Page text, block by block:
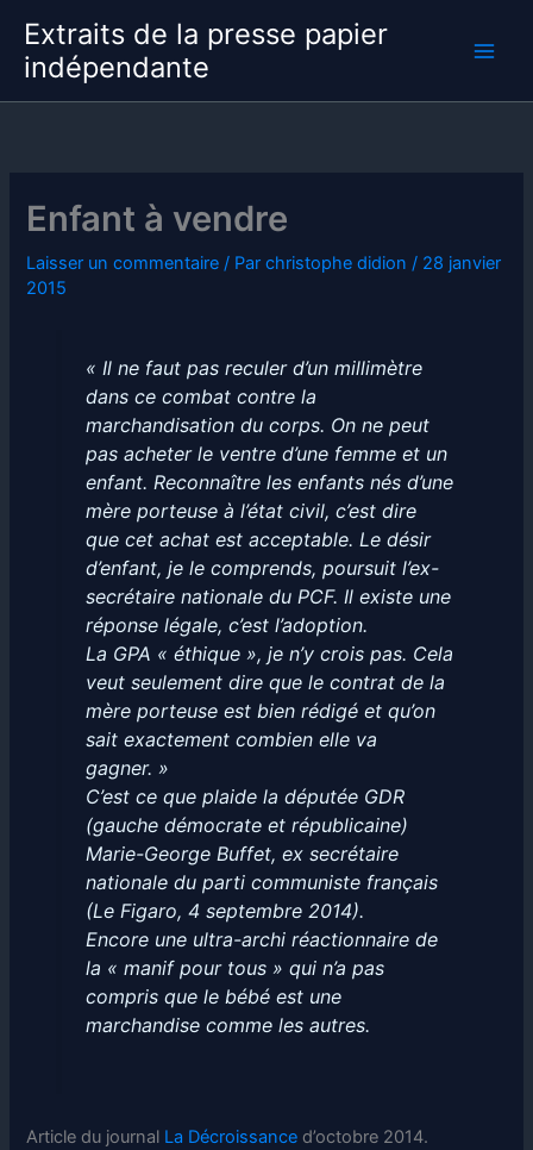
contenu
Extraits de la presse papier
indépendante
Enfant à vendre
Laisser un commentaire / Parchristophe didion / 28 janvier
2015
« Il ne faut pas reculer d’un millimètre
dans ce combat contre la
marchandisation du corps. On ne peut
pas acheter le ventre d’une femme et un
enfant. Reconnaître les enfants nés d’une
mère porteuse à l’état civil, c’est dire
que cet achat est acceptable. Le désir
d’enfant, je le comprends, poursuit l’ex-
secrétaire nationale du PCF. Il existe une
réponse légale, c’est l’adoption.
La GPA « éthique », je n’y crois pas. Cela
veut seulement dire que le contrat de la
mère porteuse est bien rédigé et qu’on
sait exactement combien elle va
gagner. »
C’est ce que plaide la députée GDR
(gauche démocrate et républicaine)
Marie-George Buffet, ex secrétaire
nationale du parti communiste français
(Le Figaro, 4 septembre 2014).
Encore une ultra-archi réactionnaire de
la « manif pour tous » qui n’a pas
compris que le bébé est une
marchandise comme les autres.
Article du journal La Décroissance d’octobre 2014.